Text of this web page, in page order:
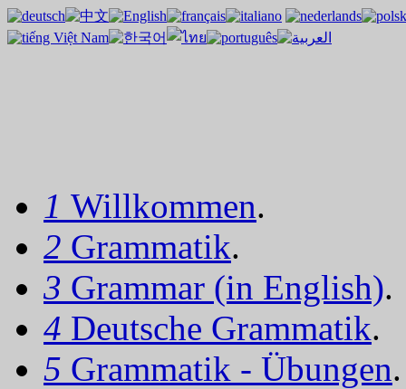
1 Willkommen.
2 Grammatik.
3 Grammar (in English).
4 Deutsche Grammatik.
5 Grammatik - Übungen.